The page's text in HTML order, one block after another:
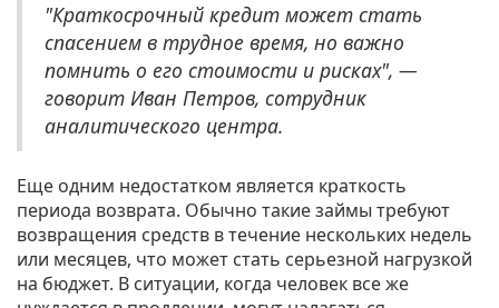
"Краткосрочный кредит может стать
спасением в трудное время, но важно
помнить о его стоимости и рисках", —
говорит Иван Петров, сотрудник
аналитического центра.
Еще одним недостатком является краткость
периода возврата. Обычно такие займы требуют
возвращения средств в течение нескольких недель
или месяцев, что может стать серьезной нагрузкой
на бюджет. В ситуации, когда человек все же